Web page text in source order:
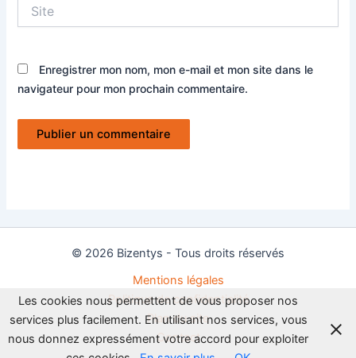
Enregistrer mon nom, mon e-mail et mon site dans le
navigateur pour mon prochain commentaire.
© 2026 Bizentys - Tous droits réservés
Mentions légales
Politique de confidentialité
Plan du site
Contact
Les cookies nous permettent de vous proposer nos
services plus facilement. En utilisant nos services, vous
nous donnez expressément votre accord pour exploiter